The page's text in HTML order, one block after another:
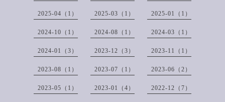
2025-04（1） 2025-03（1） 2025-01（1）
2024-10（1） 2024-08（1） 2024-03（1）
2024-01（3） 2023-12（3） 2023-11（1）
2023-08（1） 2023-07（1） 2023-06（2）
2023-05（1） 2023-01（4） 2022-12（7）